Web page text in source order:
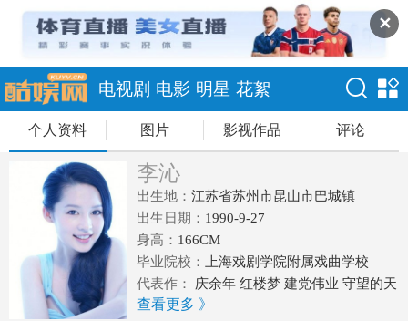
✕
电视剧 电影 明星 花絮
个人资料 图片 影视作品 评论
李沁
出生地： 江苏省苏州市昆山市巴城镇
出生日期： 1990-9-27
身高： 166CM
毕业院校：
上海戏剧学院附属戏曲学校
代表作：
庆余年 红楼梦 建党伟业 守望的天
空 花开半夏 千金归来 极品新娘 璀璨人生
查看更多 》